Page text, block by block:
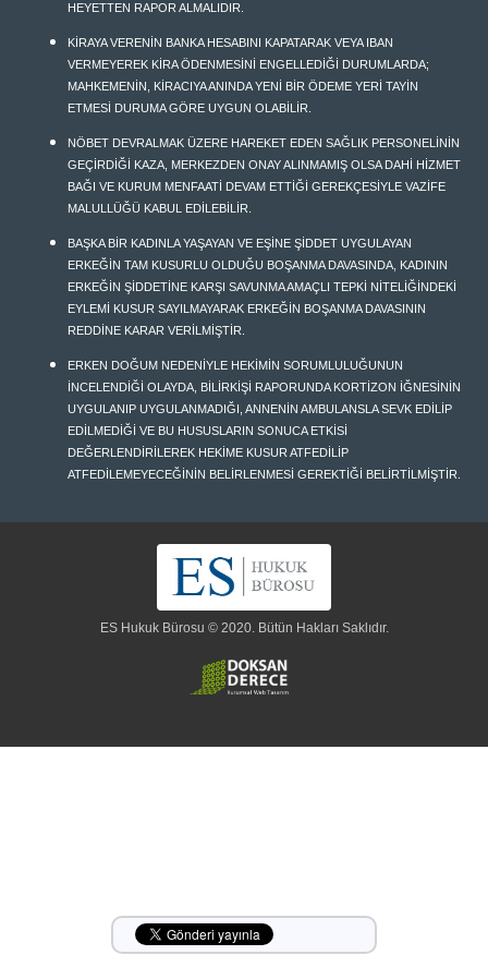
HEYETTEN RAPOR ALMALIDIR.
KİRAYA VERENİN BANKA HESABINI KAPATARAK VEYA IBAN
VERMEYEREK KİRA ÖDENMESİNİ ENGELLEDİĞİ DURUMLARDA;
MAHKEMENİN, KİRACIYA ANINDA YENİ BİR ÖDEME YERİ TAYİN
ETMESİ DURUMA GÖRE UYGUN OLABİLİR.
NÖBET DEVRALMAK ÜZERE HAREKET EDEN SAĞLIK PERSONELİNİN
GEÇİRDİĞİ KAZA, MERKEZDEN ONAY ALINMAMIŞ OLSA DAHİ HİZMET
BAĞI VE KURUM MENFAATİ DEVAM ETTİĞİ GEREKÇESİYLE VAZİFE
MALULLÜĞÜ KABUL EDİLEBİLİR.
BAŞKA BİR KADINLA YAŞAYAN VE EŞİNE ŞİDDET UYGULAYAN
ERKEĞİN TAM KUSURLU OLDUĞU BOŞANMA DAVASINDA, KADININ
ERKEĞİN ŞİDDETİNE KARŞI SAVUNMA AMAÇLI TEPKİ NİTELİĞİNDEKİ
EYLEMİ KUSUR SAYILMAYARAK ERKEĞİN BOŞANMA DAVASININ
REDDİNE KARAR VERİLMİŞTİR.
ERKEN DOĞUM NEDENİYLE HEKİMİN SORUMLULUĞUNUN
İNCELENDİĞİ OLAYDA, BİLİRKİŞİ RAPORUNDA KORTİZON İĞNESİNİN
UYGULANIP UYGULANMADIĞI, ANNENİN AMBULANSLA SEVK EDİLİP
EDİLMEDİĞİ VE BU HUSUSLARIN SONUCA ETKİSİ
DEĞERLENDİRİLEREK HEKİME KUSUR ATFEDİLİP
ATFEDİLEMEYECEĞİNİN BELİRLENMESİ GEREKTİĞİ BELİRTİLMİŞTİR.
ES Hukuk Bürosu © 2020. Bütün Hakları Saklıdır.